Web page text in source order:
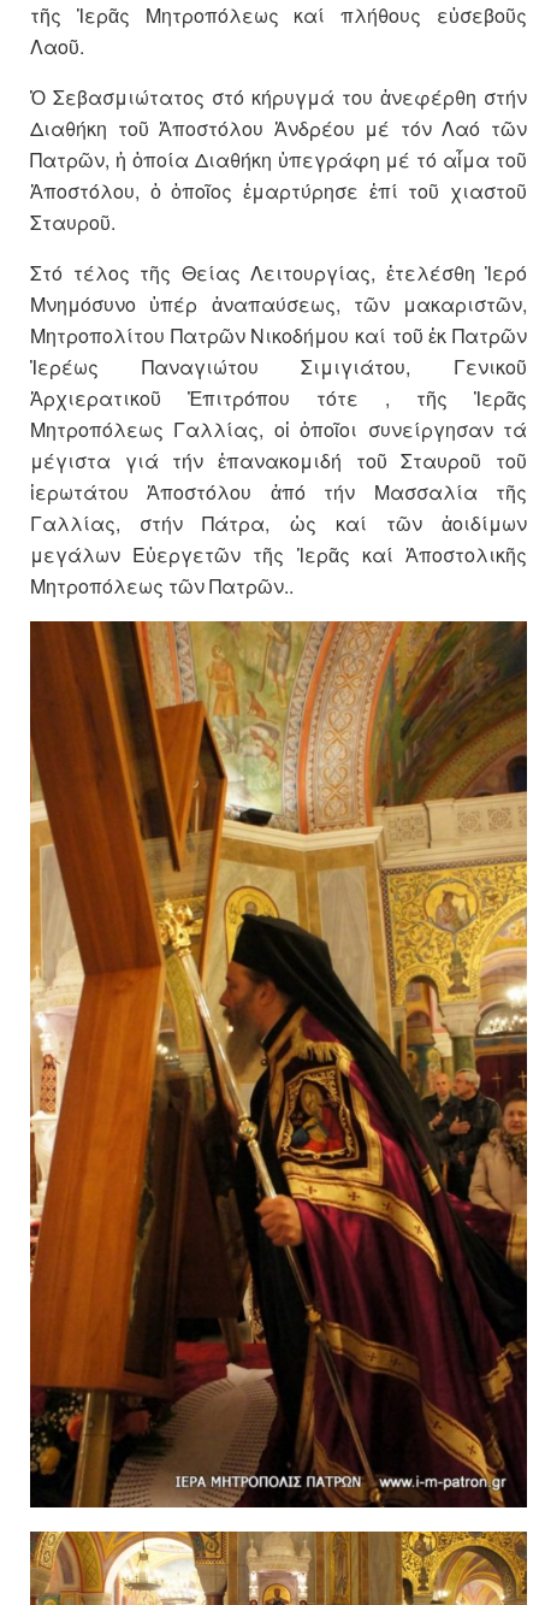
τῆς Ἱερᾶς Μητροπόλεως καί πλήθους εὐσεβοῦς
Λαοῦ.
Ὁ Σεβασμιώτατος στό κήρυγμά του ἀνεφέρθη στήν
Διαθήκη τοῦ Ἀποστόλου Ἀνδρέου μέ τόν Λαό τῶν
Πατρῶν, ἡ ὁποία Διαθήκη ὑπεγράφη μέ τό αἷμα τοῦ
Ἀποστόλου, ὁ ὁποῖος ἐμαρτύρησε ἐπί τοῦ χιαστοῦ
Σταυροῦ.
Στό τέλος τῆς Θείας Λειτουργίας, ἐτελέσθη Ἱερό
Μνημόσυνο ὑπέρ ἀναπαύσεως, τῶν μακαριστῶν,
Μητροπολίτου Πατρῶν Νικοδήμου καί τοῦ ἐκ Πατρῶν
Ἱερέως Παναγιώτου Σιμιγιάτου, Γενικοῦ
Ἀρχιερατικοῦ Ἐπιτρόπου τότε , τῆς Ἱερᾶς
Μητροπόλεως Γαλλίας, οἱ ὁποῖοι συνείργησαν τά
μέγιστα γιά τήν ἐπανακομιδή τοῦ Σταυροῦ τοῦ
ἱερωτάτου Ἀποστόλου ἀπό τήν Μασσαλία τῆς
Γαλλίας, στήν Πάτρα, ὡς καί τῶν ἀοιδίμων
μεγάλων Εὐεργετῶν τῆς Ἱερᾶς καί Ἀποστολικῆς
Μητροπόλεως τῶν Πατρῶν..